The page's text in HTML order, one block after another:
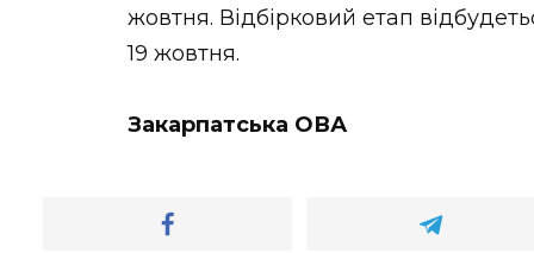
жовтня. Відбірковий етап
19 жовтня.
Закарпатська ОВА